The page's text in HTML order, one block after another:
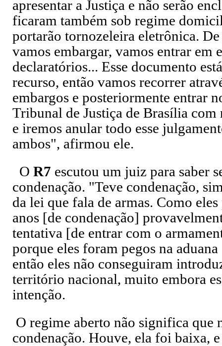
apresentar a Justiça e não serão
ficaram também sob regime
portarão tornozeleira eletrônica.
vamos embargar, vamos entrar em
declaratórios... Esse documento
recurso, então vamos recorrer
embargos e posteriormente entrar
Tribunal de Justiça de Brasília com
e iremos anular todo esse
ambos", afirmou ele.
O R7 escutou um juiz para saber
condenação. "Teve condenação,
da lei que fala de armas. Como
anos [de condenação]
tentativa [de entrar com o
porque eles foram pegos na
então eles não conseguiram
território nacional, muito embora
intenção.
O regime aberto não significa que
condenação. Houve, ela foi baixa,